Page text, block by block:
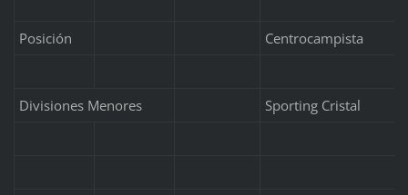
Posición Centrocampista
Divisiones Menores Sporting Cristal